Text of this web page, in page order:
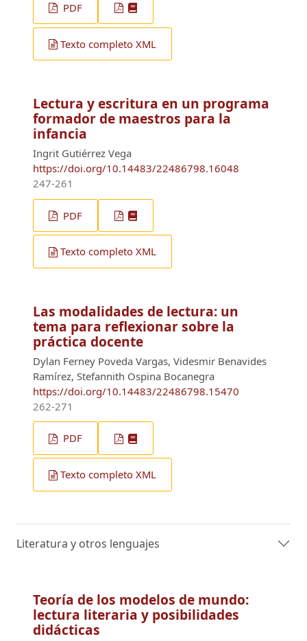
PDF
Texto completo XML
Lectura y escritura en un programa
formador de maestros para la
infancia
Ingrit Gutiérrez Vega
https://doi.org/10.14483/22486798.16048
247-261
PDF
Texto completo XML
Las modalidades de lectura: un
tema para reflexionar sobre la
práctica docente
Dylan Ferney Poveda Vargas, Videsmir Benavides
Ramírez, Stefannith Ospina Bocanegra
https://doi.org/10.14483/22486798.15470
262-271
PDF
Texto completo XML
Literatura y otros lenguajes
Teoría de los modelos de mundo:
lectura literaria y posibilidades
didácticas